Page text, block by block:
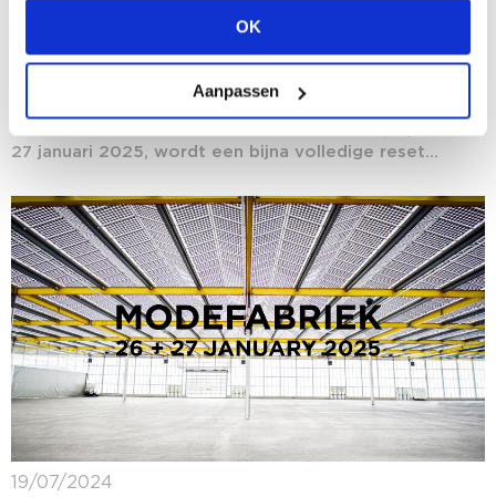
OK
Aanpassen
Dit wordt de nieuwe Modefabriek
Tijd voor een reset: nieuwe locatie, nieuwe stands,
nieuwe energie Dit wordt de nieuwe Modefabriek
Aankomende wintereditie van Modefabriek, op 26 &
27 januari 2025, wordt een bijna volledige reset...
19/07/2024